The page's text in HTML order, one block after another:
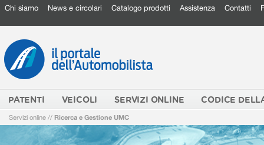
Chi siamo News e circolari Catalogo prodotti Assistenza Contatti
PATENTI VEICOLI SERVIZI ONLINE CODICE
Servizi online // Ricerca e Gestione UMC